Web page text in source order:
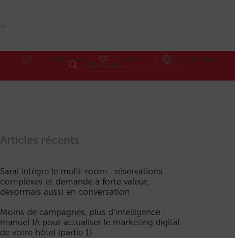
Accès Hôteliers Partnerships International
Articles récents
Sarai intègre le multi-room : réservations
complexes et demande à forte valeur,
désormais aussi en conversation
Moins de campagnes, plus d’intelligence :
manuel IA pour actualiser le marketing digital
de votre hôtel (partie 1)